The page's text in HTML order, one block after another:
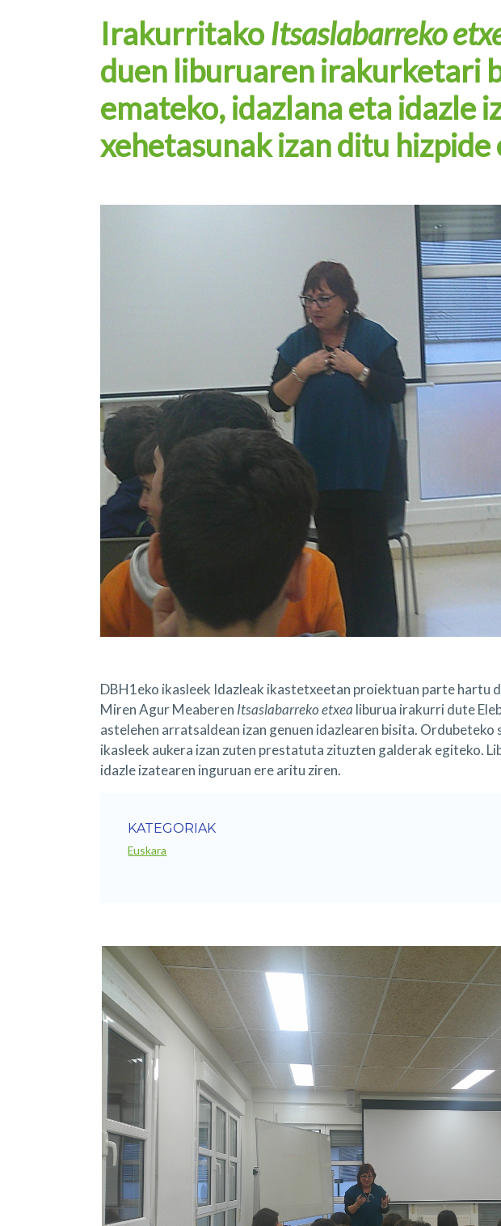
IrakurritakoItsaslabarreko
duen liburuaren irakurketari
emateko, idazlana eta idazle
xehetasunak izan ditu hizpide
DBH1eko ikasleek Idazleak ikastetxeetan proiektuan parte hartu
Miren Agur Meaberen Itsaslabarreko etxea liburua irakurri dute
astelehen arratsaldean izan genuen idazlearen bisita. Ordubeteko
ikasleek aukera izan zuten prestatuta zituzten galderak egiteko.
idazle izatearen inguruan ere aritu ziren.
KATEGORIAK
Euskara